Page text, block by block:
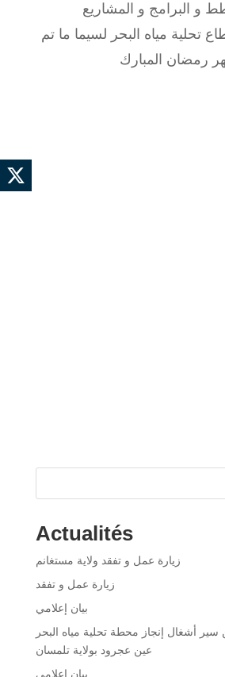
و البرامج و المشاريع
تحلية مياه البحر لسيما ما تم
Actualités
زيارة عمل و تفقد ولاية مستغانم
زيارة عمل و تفقد
بيان إعلامي
أشغال إنجاز محطة تحلية مياه البحر
عين عجرود بولاية تلمسان
بيان إعلامي